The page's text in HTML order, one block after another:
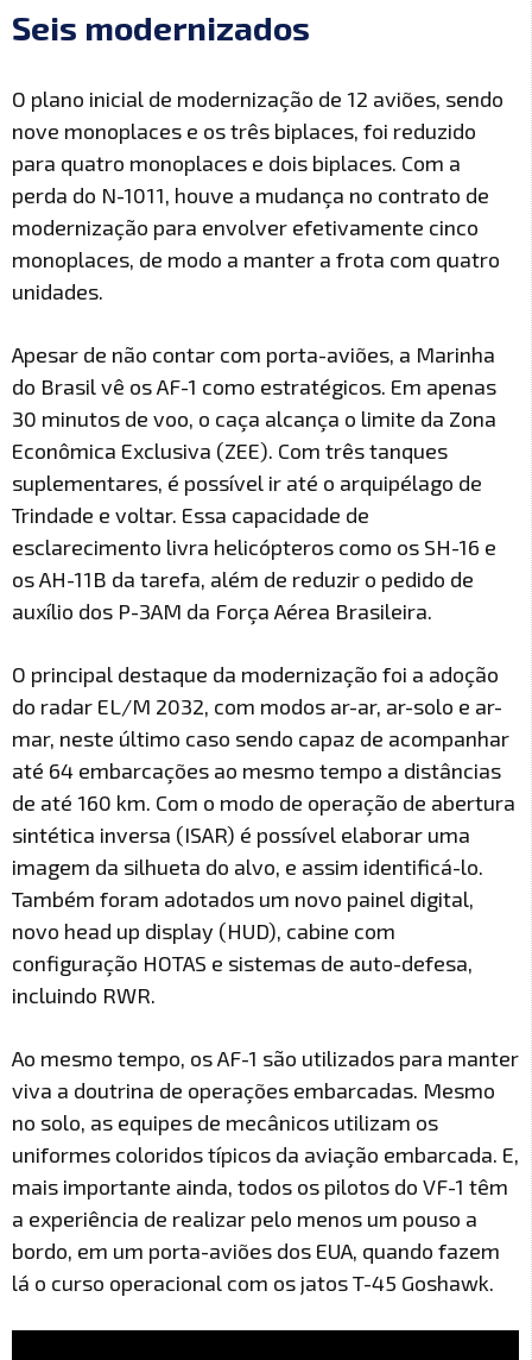
Seis modernizados
O plano inicial de modernização de 12 aviões, sendo
nove monoplaces e os três biplaces, foi reduzido
para quatro monoplaces e dois biplaces. Com a
perda do N-1011, houve a mudança no contrato de
modernização para envolver efetivamente cinco
monoplaces, de modo a manter a frota com quatro
unidades.
Apesar de não contar com porta-aviões, a Marinha
do Brasil vê os AF-1 como estratégicos. Em apenas
30 minutos de voo, o caça alcança o limite da Zona
Econômica Exclusiva (ZEE). Com três tanques
suplementares, é possível ir até o arquipélago de
Trindade e voltar. Essa capacidade de
esclarecimento livra helicópteros como os SH-16 e
os AH-11B da tarefa, além de reduzir o pedido de
auxílio dos P-3AM da Força Aérea Brasileira.
O principal destaque da modernização foi a adoção
do radar EL/M 2032, com modos ar-ar, ar-solo e ar-
mar, neste último caso sendo capaz de acompanhar
até 64 embarcações ao mesmo tempo a distâncias
de até 160 km. Com o modo de operação de abertura
sintética inversa (ISAR) é possível elaborar uma
imagem da silhueta do alvo, e assim identificá-lo.
Também foram adotados um novo painel digital,
novo head up display (HUD), cabine com
configuração HOTAS e sistemas de auto-defesa,
incluindo RWR.
Ao mesmo tempo, os AF-1 são utilizados para manter
viva a doutrina de operações embarcadas. Mesmo
no solo, as equipes de mecânicos utilizam os
uniformes coloridos típicos da aviação embarcada. E,
mais importante ainda, todos os pilotos do VF-1 têm
a experiência de realizar pelo menos um pouso a
bordo, em um porta-aviões dos EUA, quando fazem
lá o curso operacional com os jatos T-45 Goshawk.